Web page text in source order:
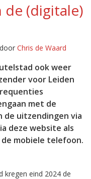
(digitale)
Chris de Waard
ook weer
voor Leiden
met de
de uitzendingen via
deze website als
mobiele telefoon.
kregen eind 2024 de